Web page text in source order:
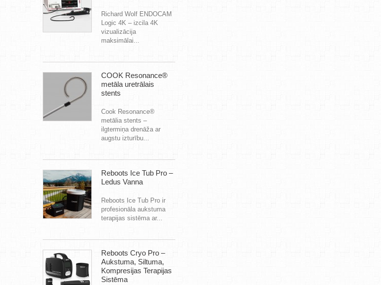
Richard Wolf ENDOCAM
Logic 4K – izcila 4K
vizualizācija
maksimālai...
COOK Resonance®
metāla uretrālais
stents
Cook Resonance®
metālia stents –
ilgtermiņa drenāža ar
augstu izturību...
Reboots Ice Tub Pro –
Ledus Vanna
Reboots Ice Tub Pro ir
profesionāla aukstuma
terapijas sistēma ar...
Reboots Cryo Pro –
Aukstuma, Siltuma,
Kompresijas Terapijas
Sistēma